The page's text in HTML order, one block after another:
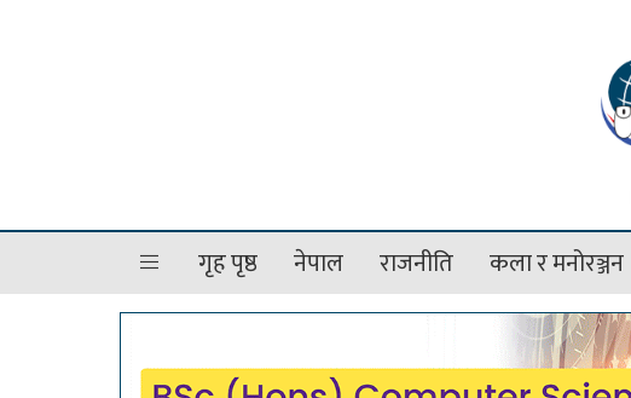
गृह पृष्ठ नेपाल राजनीति कला र मनोरञ्जन